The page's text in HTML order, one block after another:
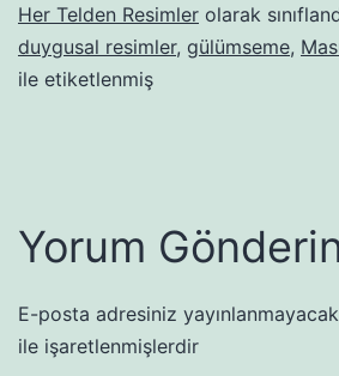
Her Telden Resimler olarak
duygusal resimler, gülümseme,
ile etiketlenmiş
Yorum
E-posta adresiniz
ile işaretlenmişlerdir